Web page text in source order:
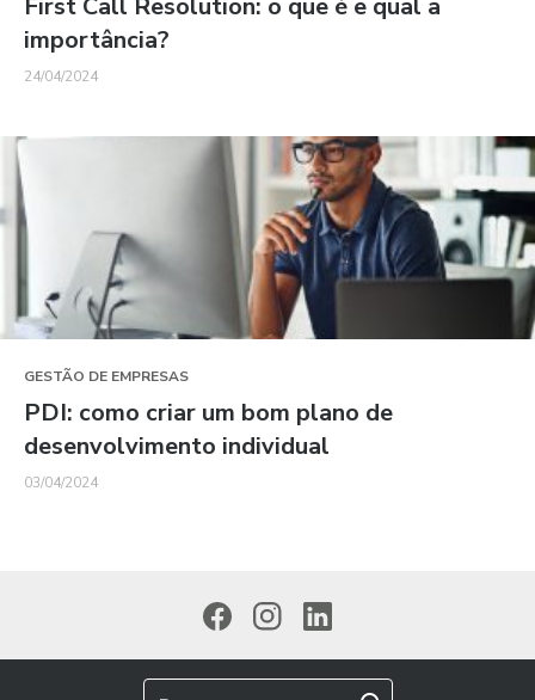
First Call Resolution: o que é e qual a
importância?
24/04/2024
GESTÃO DE EMPRESAS
PDI: como criar um bom plano de
desenvolvimento individual
03/04/2024